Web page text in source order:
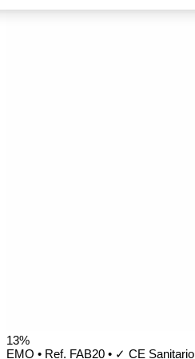
13%
EMO • Ref. FAB20 • ✓ CE Sanitario